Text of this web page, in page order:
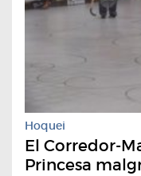
Hoquei
El Corredor-
Princesa